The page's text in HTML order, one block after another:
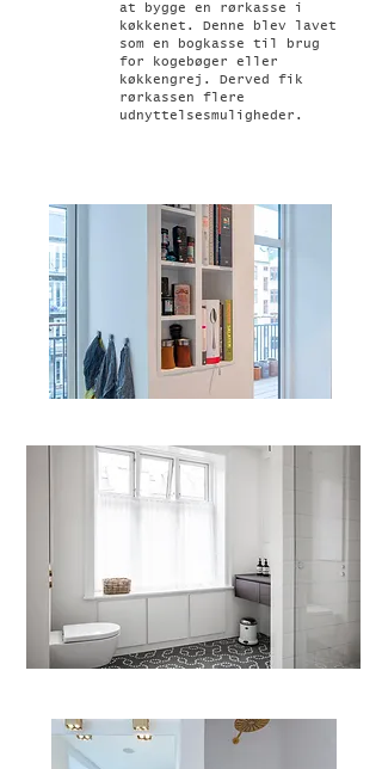
at bygge en rørkasse i
køkkenet. Denne blev lavet
som en bogkasse til brug
for kogebøger eller
køkkengrej. Derved fik
rørkassen flere
udnyttelsesmuligheder.